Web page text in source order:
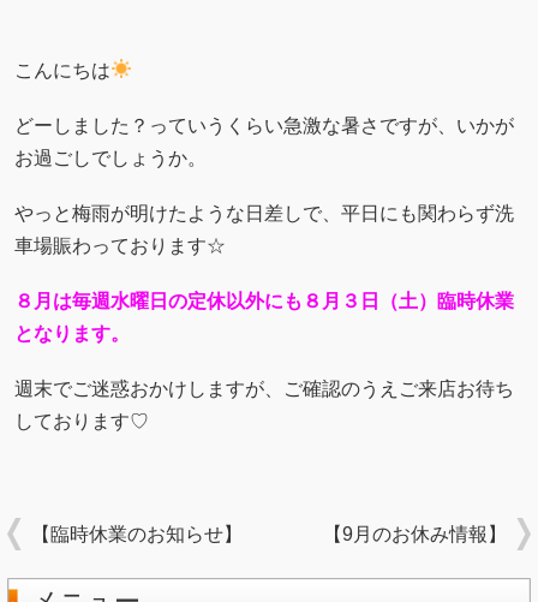
こんにちは
どーしました？っていうくらい急激な暑さですが、いかが
お過ごしでしょうか。
やっと梅雨が明けたような日差しで、平日にも関わらず洗
車場賑わっております☆
８月は毎週水曜日の定休以外にも８月３日（土）臨時休業
となります。
週末でご迷惑おかけしますが、ご確認のうえご来店お待ち
しております♡
【臨時休業のお知らせ】 【9月のお休み情報】